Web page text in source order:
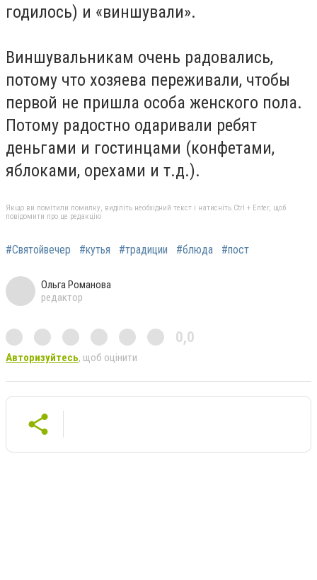
годилось) и «виншували».
Виншувальникам очень радовались,
потому что хозяева переживали, чтобы
первой не пришла особа женского пола.
Потому радостно одаривали ребят
деньгами и гостинцами (конфетами,
яблоками, орехами и т.д.).
Якщо ви помітили помилку, виділіть необхідний текст і натисніть Ctrl + Enter, щоб
повідомити про це редакцію
#Святойвечер #кутья #традиции #блюда #пост
Ольга Романова
редактор
0,0
Авторизуйтесь, щоб оцінити